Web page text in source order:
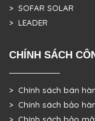
> SOFAR SOLAR
> LEADER
CHÍNH SÁCH
> Chính sách bán
> Chính sách bảo
> Chính sách bảo